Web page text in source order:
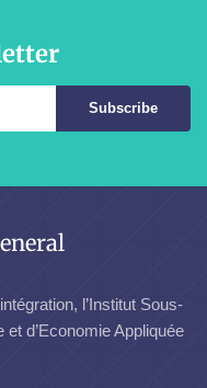
Subscribe
l’Institut Sous-
et d’Economie Appliquée